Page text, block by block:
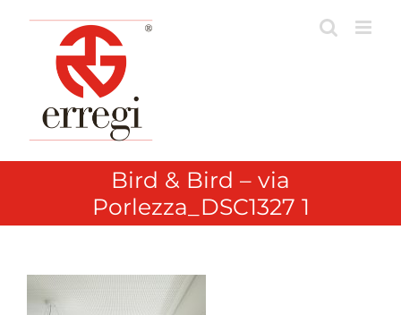
content
Bird & Bird – via
Porlezza_DSC1327 1